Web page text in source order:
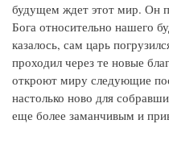
будущем ждет этот мир. Он
Бога относительно нашего
казалось, сам царь
проходил через те новые
откроют миру следующие
настолько ново для
еще более заманчивым и